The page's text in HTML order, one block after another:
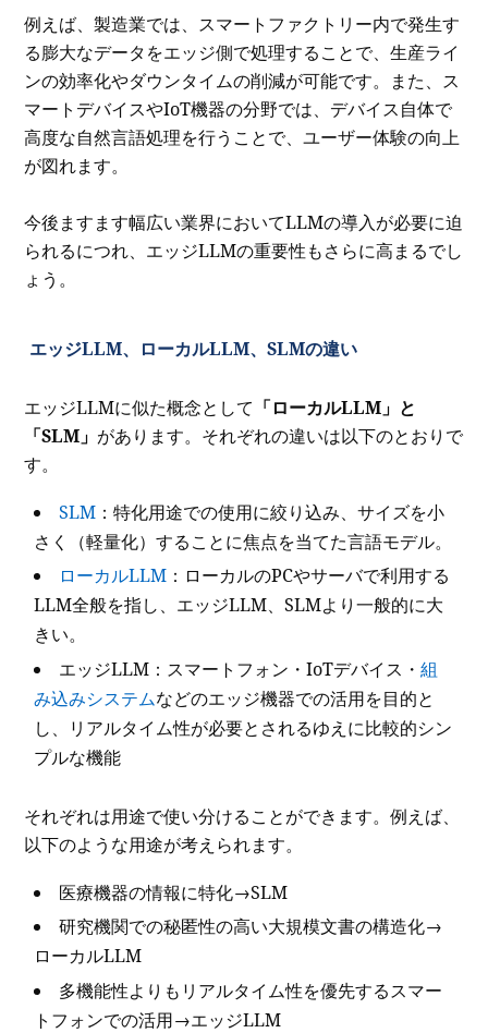
例えば、製造業では、スマートファクトリー内で発生す
る膨大なデータをエッジ側で処理することで、生産ライ
ンの効率化やダウンタイムの削減が可能です。また、ス
マートデバイスやIoT機器の分野では、デバイス自体で
高度な自然言語処理を行うことで、ユーザー体験の向上
が図れます。
今後ますます幅広い業界においてLLMの導入が必要に迫
られるにつれ、エッジLLMの重要性もさらに高まるでし
ょう。
エッジLLM、ローカルLLM、SLMの違い
エッジLLMに似た概念として 「ローカルLLM」と
「SLM」 があります。それぞれの違いは以下のとおりで
す。
SLM ：特化用途での使用に絞り込み、サイズを小
さく（軽量化）することに焦点を当てた言語モデル。
ローカルLLM ：ローカルのPCやサーバで利用する
LLM全般を指し、エッジLLM、SLMより一般的に大
きい。
エッジLLM：スマートフォン・IoTデバイス・組
み込みシステムなどのエッジ機器での活用を目的と
し、リアルタイム性が必要とされるゆえに比較的シン
プルな機能
それぞれは用途で使い分けることができます。例えば、
以下のような用途が考えられます。
医療機器の情報に特化→SLM
研究機関での秘匿性の高い大規模文書の構造化→
ローカルLLM
多機能性よりもリアルタイム性を優先するスマー
トフォンでの活用→エッジLLM